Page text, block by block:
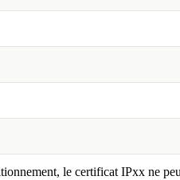
le certificat IPxx ne